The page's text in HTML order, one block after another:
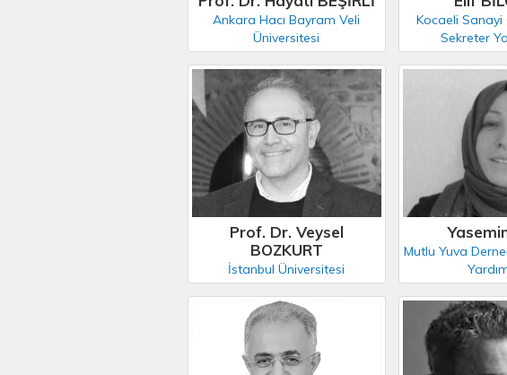
Ankara Hacı Bayram Veli
Üniversitesi
Kocaeli Sanayi
Sekreter
Prof. Dr. Veysel
BOZKURT
İstanbul Üniversitesi
Mutlu Yuva